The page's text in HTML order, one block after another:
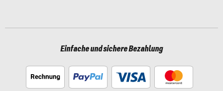
Einfache und sichere Bezahlung